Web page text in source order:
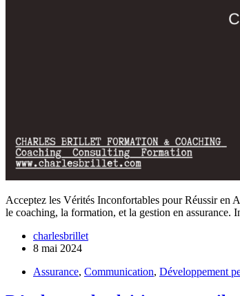
Acceptez les Vérités Inconfortables pour Réussir en
le coaching, la formation, et la gestion en
charlesbrillet
8 mai 2024
Assurance, Communication, Développement